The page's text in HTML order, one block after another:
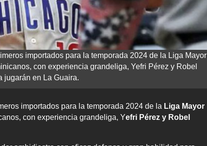
importados para la temporada 2024 de la Liga Mayor
con experiencia grandeliga, Yefri Pérez y Robel
jugarán en La Guaira.
importados para la temporada 2024 de la Liga Mayor
con experiencia grandeliga, Yefri Pérez y Robel